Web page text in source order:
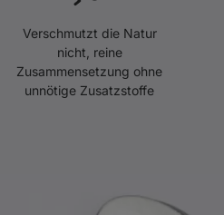
Verschmutzt die Natur
nicht, reine
Zusammensetzung ohne
unnötige Zusatzstoffe